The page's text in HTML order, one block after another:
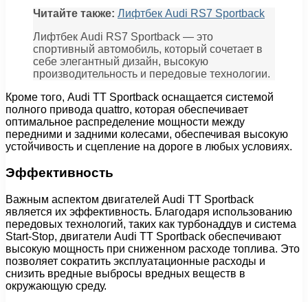
Читайте также: Лифтбек Audi RS7 Sportback
Лифтбек Audi RS7 Sportback — это
спортивный автомобиль, который сочетает в
себе элегантный дизайн, высокую
производительность и передовые технологии.
Кроме того, Audi TT Sportback оснащается системой
полного привода quattro, которая обеспечивает
оптимальное распределение мощности между
передними и задними колесами, обеспечивая высокую
устойчивость и сцепление на дороге в любых условиях.
Эффективность
Важным аспектом двигателей Audi TT Sportback
является их эффективность. Благодаря использованию
передовых технологий, таких как турбонаддув и система
Start-Stop, двигатели Audi TT Sportback обеспечивают
высокую мощность при сниженном расходе топлива. Это
позволяет сократить эксплуатационные расходы и
снизить вредные выбросы вредных веществ в
окружающую среду.